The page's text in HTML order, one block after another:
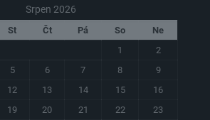
Srpen 2026
St Čt Pá So
Ne
1
2
5 6 7 8
9
12 13 14 15
16
19 20 21 22
23